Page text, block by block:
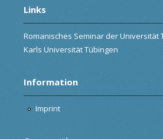
Links
Romanisches Seminar der Universität
Karls Universität Tübingen
Information
Imprint